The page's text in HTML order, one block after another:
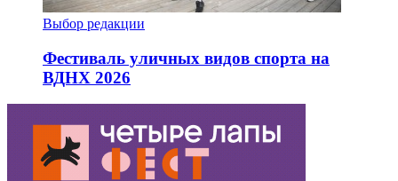
Выбор редакции
Фестиваль уличных видов спорта на
ВДНХ 2026